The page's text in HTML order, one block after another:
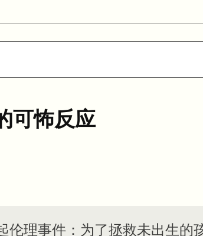
可怖反应
理事件：为了拯救未出生的